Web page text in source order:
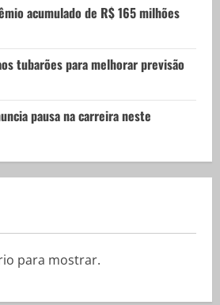
acumulado de R$ 165 milhões
tubarões para melhorar previsão
pausa na carreira neste
para mostrar.